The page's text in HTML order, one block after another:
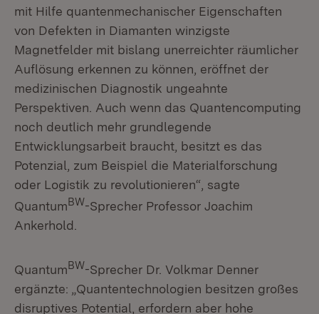
mit Hilfe quantenmechanischer Eigenschaften
von Defekten in Diamanten winzigste
Magnetfelder mit bislang unerreichter räumlicher
Auflösung erkennen zu können, eröffnet der
medizinischen Diagnostik ungeahnte
Perspektiven. Auch wenn das Quantencomputing
noch deutlich mehr grundlegende
Entwicklungsarbeit braucht, besitzt es das
Potenzial, zum Beispiel die Materialforschung
oder Logistik zu revolutionieren“, sagte
QuantumBW-Sprecher Professor Joachim
Ankerhold.
QuantumBW-Sprecher Dr. Volkmar Denner
ergänzte: „Quantentechnologien besitzen großes
disruptives Potential, erfordern aber hohe